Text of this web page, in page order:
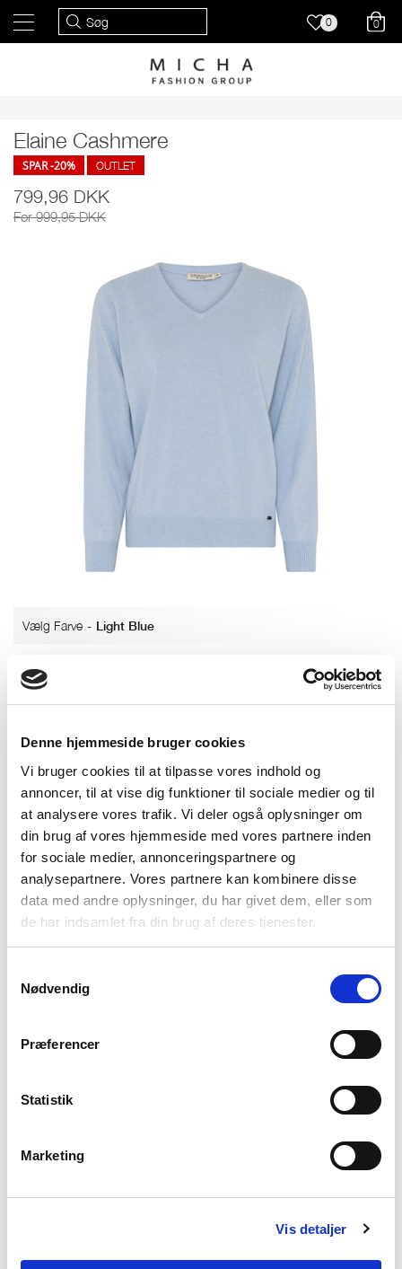
Denne hjemmeside bruger cookies
Vi bruger cookies til at tilpasse vores indhold og
annoncer, til at vise dig funktioner til sociale medier og til
at analysere vores trafik. Vi deler også oplysninger om
din brug af vores hjemmeside med vores partnere inden
for sociale medier, annonceringspartnere og
analysepartnere. Vores partnere kan kombinere disse
data med andre oplysninger, du har givet dem, eller som
de har indsamlet fra din brug af deres tjenester.
Nødvendig
Præferencer
Statistik
Marketing
Vis detaljer
0 0
Elaine Cashmere
SPAR -20% OUTLET
799,96 DKK
Før 999,95 DKK
Vælg Farve - Light Blue
Light Blue Lavender Rose Pink Melange
Vælg Størrelse
L
Materiale
Produktnummer